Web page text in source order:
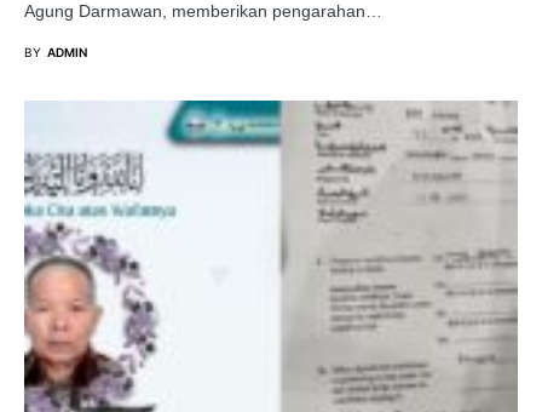
Agung Darmawan, memberikan pengarahan…
BY ADMIN